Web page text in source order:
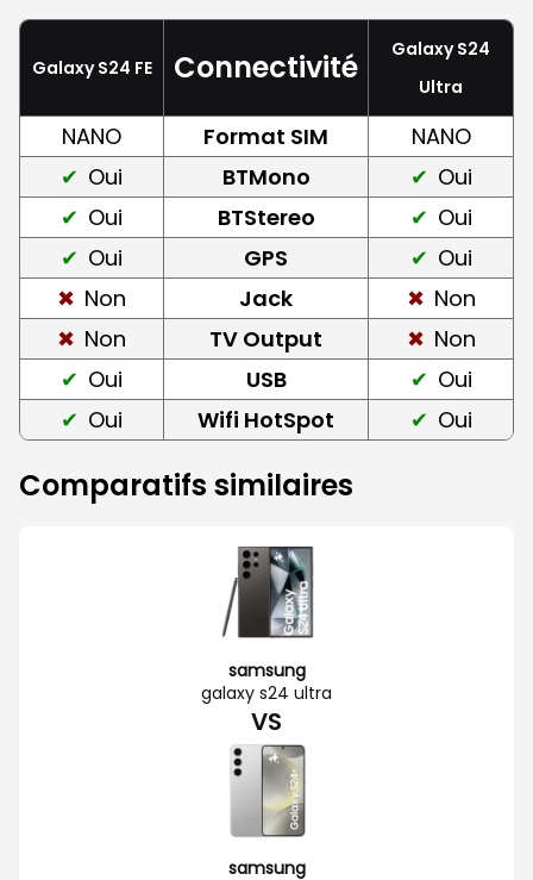
Galaxy S24 FE Connectivité
Galaxy S24
Ultra
NANO Format SIM
NANO
Oui
BTMono
Oui
Oui
BTStereo
Oui
Oui
GPS
Oui
Non
Jack
Non
Non
TV Output
Non
Oui
USB
Oui
Oui
Wifi HotSpot Oui
Comparatifs similaires
samsung
galaxy s24 ultra
VS
samsung